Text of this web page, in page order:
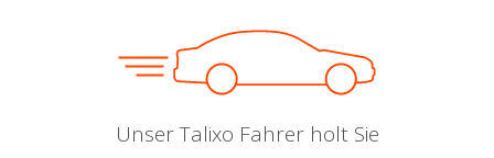
Unser Talixo Fahrer holt Sie